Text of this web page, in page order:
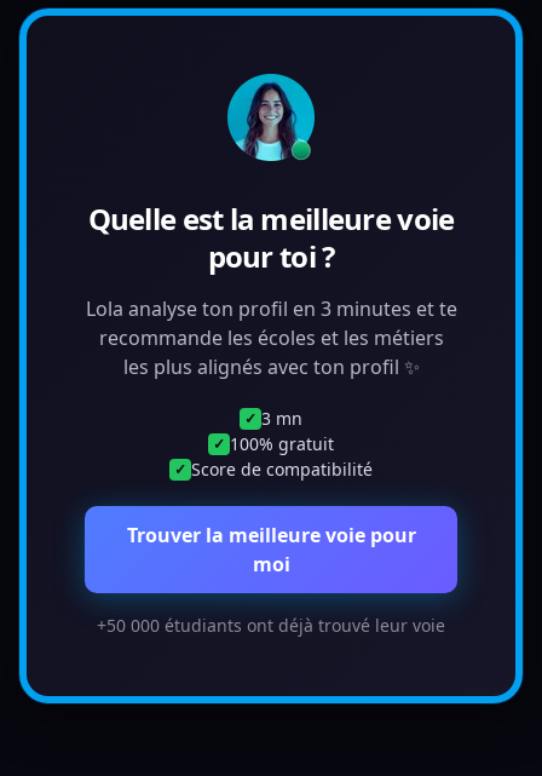
Quelle est la meilleure voie
pour toi ?
Lola analyse ton profil en 3 minutes et te
recommande les écoles et les métiers
les plus alignés avec ton profil ✨
✓ 3 mn
✓ 100% gratuit
✓ Score de compatibilité
Trouver la meilleure voie pour
moi
+50 000 étudiants ont déjà trouvé leur voie